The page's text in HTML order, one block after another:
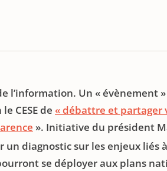
l’information. Un « évènement
CESE de « débattre et partager
». Initiative du président
un diagnostic sur les enjeux liés à
se déployer aux plans